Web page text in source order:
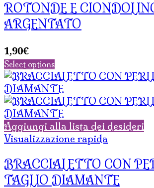
ROTONDE E
ARGENTATO
1,90€
Select options
Aggiungi alla lista dei desideri
Visualizzazione rapida
BRACCIALETTO CON
TAGLIO DIAMANTE